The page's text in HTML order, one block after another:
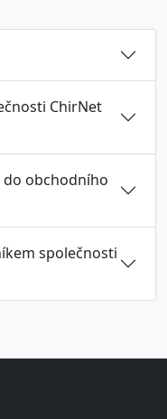
ChirNet
do obchodního
společnosti